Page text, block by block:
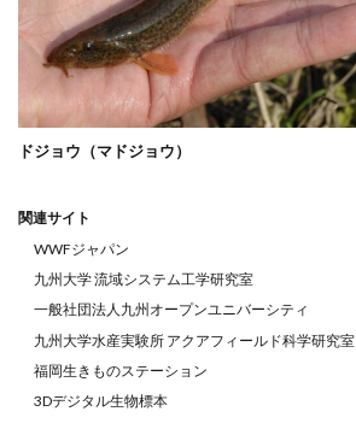
ドジョウ（マドジョウ）
関連サイト
WWFジャパン
九州大学 流域システム工学研究室
一般社団法人九州オープンユニバーシティ
九州大学水産実験所 アクアフィールド科学研究室
福岡生きものステーション
3Dデジタル生物標本